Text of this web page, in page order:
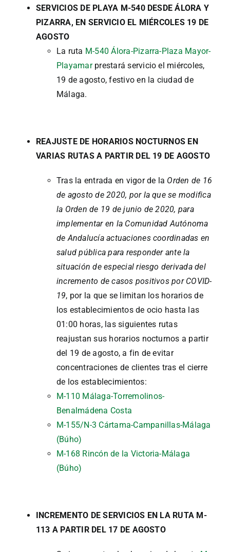
SERVICIOS DE PLAYA M-540 DESDE ÁLORA Y
PIZARRA, EN SERVICIO EL MIÉRCOLES 19 DE
AGOSTO
La ruta M-540 Álora-Pizarra-Plaza Mayor-
Playamarprestará servicio el miércoles,
19 de agosto, festivo en la ciudad de
Málaga.
REAJUSTE DE HORARIOS NOCTURNOS EN
VARIAS RUTAS A PARTIR DEL 19 DE AGOSTO
Tras la entrada en vigor de la Orden de 16
de agosto de 2020, por la que se modifica
la Orden de 19 de junio de 2020, para
implementar en la Comunidad Autónoma
de Andalucía actuaciones coordinadas en
salud pública para responder ante la
situación de especial riesgo derivada del
incremento de casos positivos por COVID-
19, por la que se limitan los horarios de
los establecimientos de ocio hasta las
01:00 horas, las siguientes rutas
reajustan sus horarios nocturnos a partir
del 19 de agosto, a fin de evitar
concentraciones de clientes tras el cierre
de los establecimientos:
M-110 Málaga-Torremolinos-
Benalmádena Costa
M-155/N-3 Cártama-Campanillas-Málaga
(Búho)
M-168 Rincón de la Victoria-Málaga
(Búho)
INCREMENTO DE SERVICIOS EN LA RUTA M-
113 A PARTIR DEL 17 DE AGOSTO